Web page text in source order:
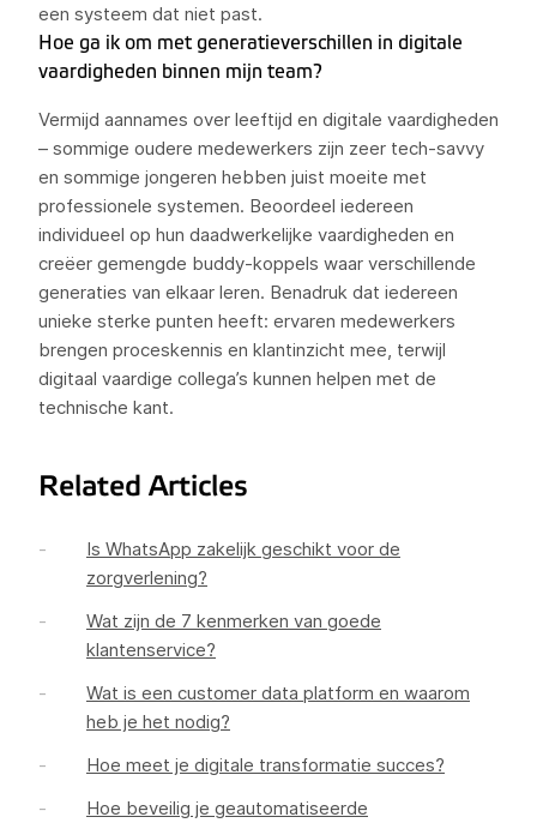
een systeem dat niet past.
Hoe ga ik om met generatieverschillen in digitale
vaardigheden binnen mijn team?
Vermijd aannames over leeftijd en digitale vaardigheden
– sommige oudere medewerkers zijn zeer tech-savvy
en sommige jongeren hebben juist moeite met
professionele systemen. Beoordeel iedereen
individueel op hun daadwerkelijke vaardigheden en
creëer gemengde buddy-koppels waar verschillende
generaties van elkaar leren. Benadruk dat iedereen
unieke sterke punten heeft: ervaren medewerkers
brengen proceskennis en klantinzicht mee, terwijl
digitaal vaardige collega’s kunnen helpen met de
technische kant.
Related Articles
Is WhatsApp zakelijk geschikt voor de
zorgverlening?
Wat zijn de 7 kenmerken van goede
klantenservice?
Wat is een customer data platform en waarom
heb je het nodig?
Hoe meet je digitale transformatie succes?
Hoe beveilig je geautomatiseerde